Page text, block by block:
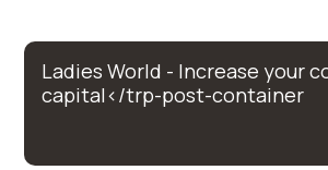
Ladies World - Increase your
capital</trp-post-container